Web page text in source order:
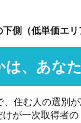
側（低単価エ
は、あな
住む人の選別
が一次取得者の